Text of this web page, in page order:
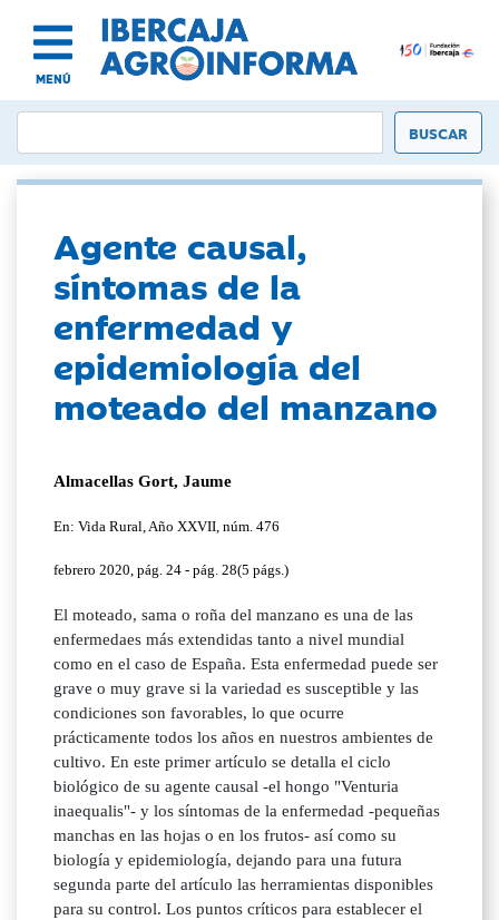
MENÚ
Agente causal,
síntomas de la
enfermedad y
epidemiología del
moteado del manzano
Almacellas Gort, Jaume
En: Vida Rural, Año XXVII, núm. 476
febrero 2020, pág. 24 - pág. 28(5 págs.)
El moteado, sama o roña del manzano es una de las
enfermedaes más extendidas tanto a nivel mundial
como en el caso de España. Esta enfermedad puede ser
grave o muy grave si la variedad es susceptible y las
condiciones son favorables, lo que ocurre
prácticamente todos los años en nuestros ambientes de
cultivo. En este primer artículo se detalla el ciclo
biológico de su agente causal -el hongo "Venturia
inaequalis"- y los síntomas de la enfermedad -pequeñas
manchas en las hojas o en los frutos- así como su
biología y epidemiología, dejando para una futura
segunda parte del artículo las herramientas disponibles
para su control. Los puntos críticos para establecer el